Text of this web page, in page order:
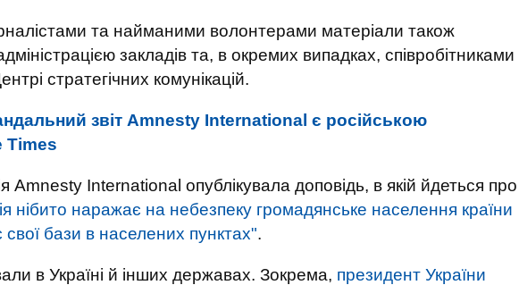
та найманими волонтерами матеріали також
закладів та, в окремих випадках, співробітниками
стратегічних комунікацій.
звіт Amnesty International є російською
​​Times
Amnesty International опублікувала доповідь, в якій йдеться про
нібито наражає на небезпеку громадянське населення країни
бази в населених пунктах".
в Україні й інших державах. Зокрема, президент України